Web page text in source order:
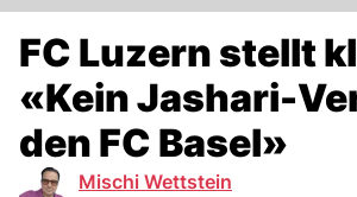
FC Luzern stellt
«Kein Jashari-
den FC Basel»
Mischi Wettstein